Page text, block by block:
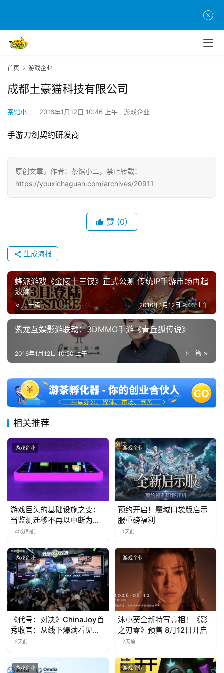
游
茶
创
游
业
界
手
机
游
游
戏
休
闲
游
戏
第
十
三
金
茶
奖
7
月
3
0
日
游
茶
对
首页 游戏企业
成都土豪猫科技有限公司
茶馆小二 2016年1月12日 10:46 上午 游戏企业
手游刀剑契约研发商
原创文章，作者：茶馆小二，禁止转载：
https://youxichaguan.com/archives/20911
赞 (0)
生成海报
蜂派游戏《金陵十三钗》正式公测 传统IP手游市场再起
波澜
上一篇 2016年1月12日 9:43 上午
紫龙互娱影游联动：3DMMO手游《青丘狐传说》
下一篇
2016年1月12日 10:50 上午
相关推荐
游戏企业
游戏巨头的基础设施之变：
当监测迁移不再以中断为代
价
45分钟前
游戏企业
预约开启！魔域口袋版启示
服重磅福利
1天前
游戏企业
《代号：对决》ChinaJoy首
秀收官：从线下爆满看见玩
家的真实期待
2天前
游戏企业
沐小葵全新特写亮相！《影
之刃零》预售 8月12日开启
2天前
游戏企业 游戏企业